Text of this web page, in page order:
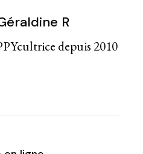
R
depuis 2010